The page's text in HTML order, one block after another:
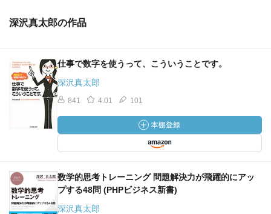
深沢真太郎の作品
仕事で数字を使うって、こういうことです。
深沢真太郎
841 4.01 101
数学的思考トレーニング 問題解決力が飛躍的にアッ
プする48問 (PHPビジネス新書)
深沢真太郎